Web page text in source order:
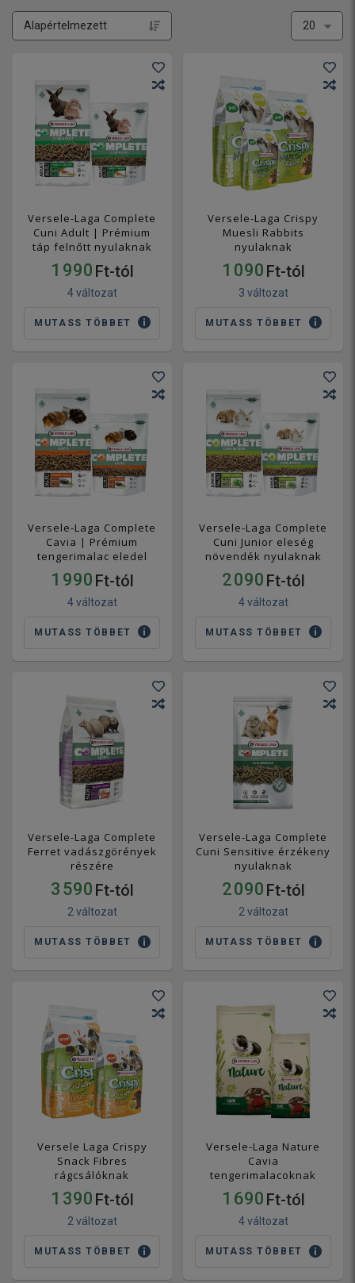
Versele-Laga Complete
Cuni Adult | Prémium
táp felnőtt nyulaknak
1 990 Ft-tól
4 változat
MUTASS TÖBBET
Versele-Laga Crispy
Muesli Rabbits
nyulaknak
1 090 Ft-tól
3 változat
MUTASS TÖBBET
Versele-Laga Complete
Cavia | Prémium
tengerimalac eledel
1 990 Ft-tól
4 változat
MUTASS TÖBBET
Versele-Laga Complete
Cuni Junior eleség
növendék nyulaknak
2 090 Ft-tól
4 változat
MUTASS TÖBBET
Versele-Laga Complete
Ferret vadászgörények
részére
3 590 Ft-tól
2 változat
MUTASS TÖBBET
Versele-Laga Complete
Cuni Sensitive érzékeny
nyulaknak
2 090 Ft-tól
2 változat
MUTASS TÖBBET
Versele Laga Crispy
Snack Fibres
rágcsálóknak
1 390 Ft-tól
2 változat
MUTASS TÖBBET
Versele-Laga Nature
Cavia
tengerimalacoknak
1 690 Ft-tól
4 változat
MUTASS TÖBBET